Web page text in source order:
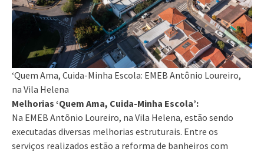
‘Quem Ama, Cuida-Minha Escola: EMEB Antônio Loureiro,
na Vila Helena
Melhorias ‘Quem Ama, Cuida-Minha Escola’:
Na EMEB Antônio Loureiro, na Vila Helena, estão sendo
executadas diversas melhorias estruturais. Entre os
serviços realizados estão a reforma de banheiros com